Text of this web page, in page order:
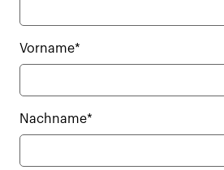
Vorname*
Nachname*